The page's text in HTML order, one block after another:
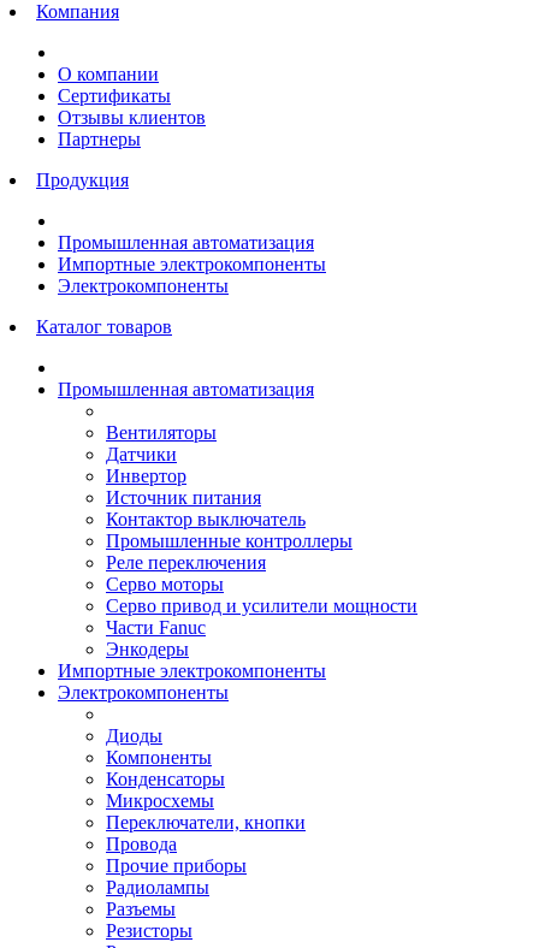
Компания
О компании
Сертификаты
Отзывы клиентов
Партнеры
Продукция
Промышленная автоматизация
Импортные электрокомпоненты
Электрокомпоненты
Каталог товаров
Промышленная автоматизация
Вентиляторы
Датчики
Инвертор
Источник питания
Контактор выключатель
Промышленные контроллеры
Реле переключения
Серво моторы
Серво привод и усилители мощности
Части Fanuc
Энкодеры
Импортные электрокомпоненты
Электрокомпоненты
Диоды
Компоненты
Конденсаторы
Микросхемы
Переключатели, кнопки
Провода
Прочие приборы
Радиолампы
Разъемы
Резисторы